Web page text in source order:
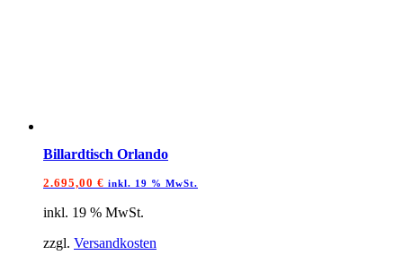
Billardtisch Orlando
2.695,00 € inkl. 19 % MwSt.
inkl. 19 % MwSt.
zzgl. Versandkosten